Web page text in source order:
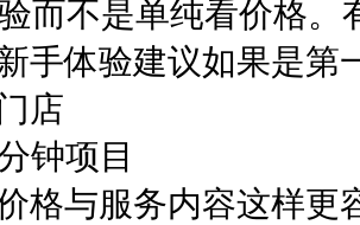
而不是单纯看价格。
手体验建议如果是第
店
钟项目
格与服务内容这样更